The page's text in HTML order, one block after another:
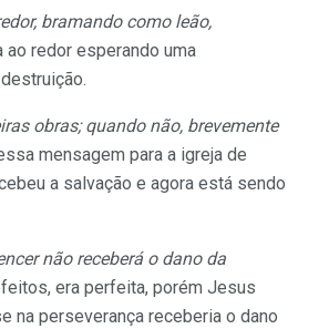
bramando como leão,
ao redor esperando uma
obras; quando não, brevemente
mensagem para a igreja de
a salvação e agora está sendo
não receberá o dano da
era perfeita, porém Jesus
na perseverança receberia o dano